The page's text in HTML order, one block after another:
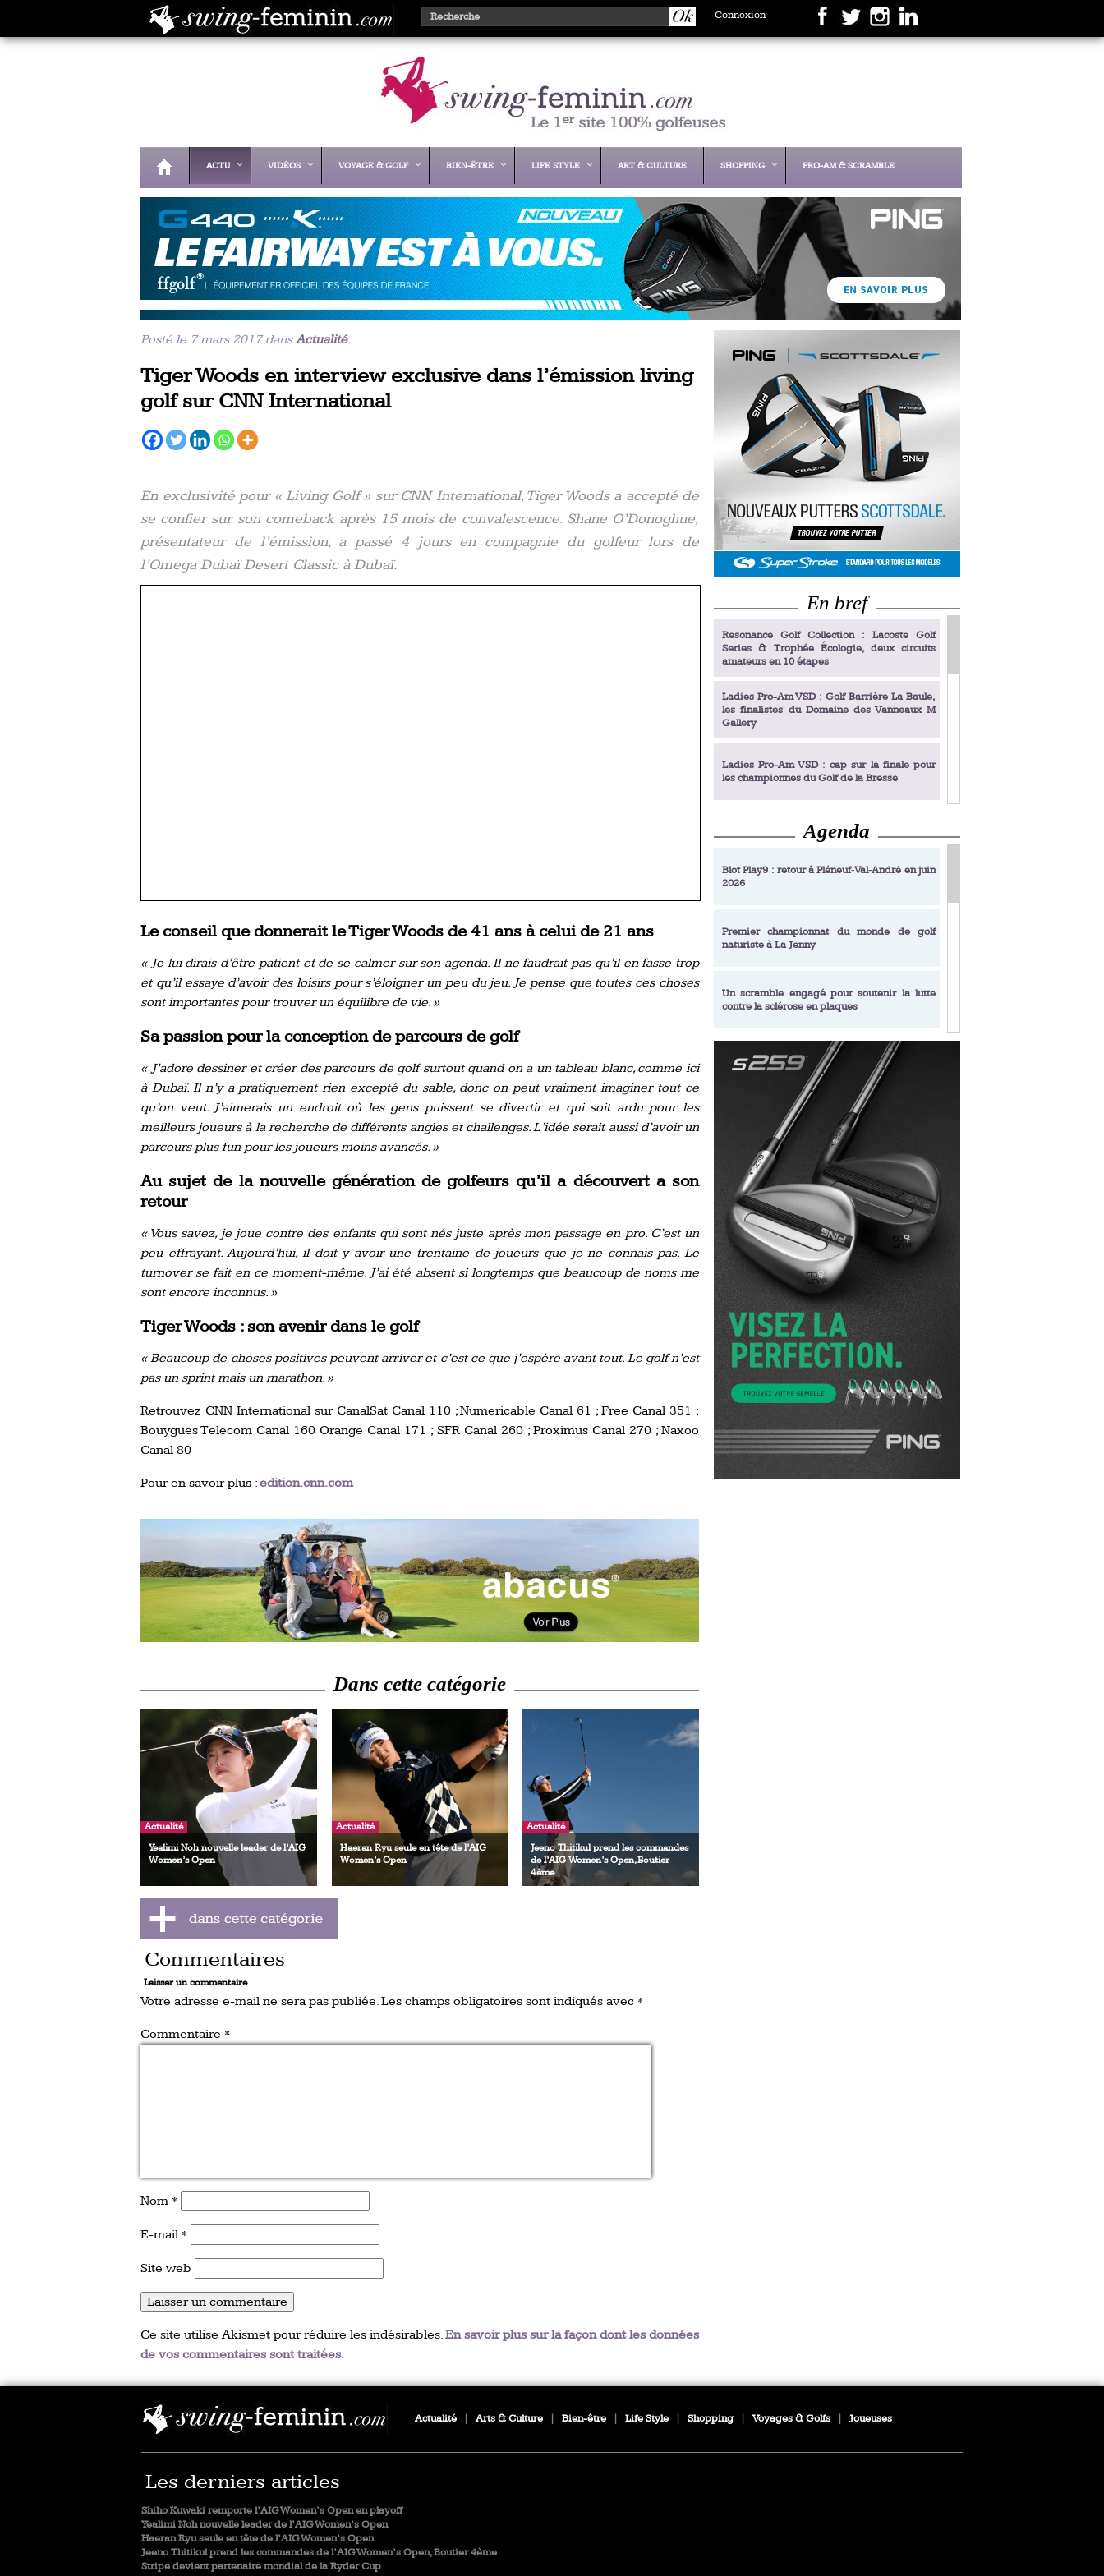
Connexion
ACTU VIDÉOS VOYAGE & GOLF BIEN-ÊTRE LIFE STYLE ART & CULTURE SHOPPING PRO-AM & SCRAMBLE
Posté le 7 mars 2017 dansActualité.
Tiger Woods en interview exclusive dans l’émission living
golf sur CNN International
En exclusivité pour « Living Golf » sur CNN International, Tiger Woods a accepté de
se confier sur son comeback après 15 mois de convalescence. Shane O’Donoghue,
présentateur de l’émission, a passé 4 jours en compagnie du golfeur lors de
l’Omega Dubaï Desert Classic à Dubaï.
Le conseil que donnerait le Tiger Woods de 41 ans à celui de 21 ans
« Je lui dirais d’être patient et de se calmer sur son agenda. Il ne faudrait pas qu’il en fasse trop
et qu’il essaye d’avoir des loisirs pour s’éloigner un peu du jeu. Je pense que toutes ces choses
sont importantes pour trouver un équilibre de vie. »
Sa passion pour la conception de parcours de golf
« J’adore dessiner et créer des parcours de golf surtout quand on a un tableau blanc, comme ici
à Dubaï. Il n’y a pratiquement rien excepté du sable, donc on peut vraiment imaginer tout ce
qu’on veut. J’aimerais un endroit où les gens puissent se divertir et qui soit ardu pour les
meilleurs joueurs à la recherche de différents angles et challenges. L’idée serait aussi d’avoir un
parcours plus fun pour les joueurs moins avancés. »
Au sujet de la nouvelle génération de golfeurs qu’il a découvert a son
retour
« Vous savez, je joue contre des enfants qui sont nés juste après mon passage en pro. C’est un
peu effrayant. Aujourd’hui, il doit y avoir une trentaine de joueurs que je ne connais pas. Le
turnover se fait en ce moment-même. J’ai été absent si longtemps que beaucoup de noms me
sont encore inconnus. »
Tiger Woods : son avenir dans le golf
« Beaucoup de choses positives peuvent arriver et c’est ce que j’espère avant tout. Le golf n’est
pas un sprint mais un marathon. »
Retrouvez CNN International sur CanalSat Canal 110 ; Numericable Canal 61 ; Free Canal 351 ;
Bouygues Telecom Canal 160 Orange Canal 171 ; SFR Canal 260 ; Proximus Canal 270 ; Naxoo
Canal 80
Pour en savoir plus :edition.cnn.com
Dans cette catégorie
Actualité
Yealimi Noh nouvelle leader de l’AIG
Women’s Open
Actualité
Haeran Ryu seule en tête de l’AIG
Women’s Open
Actualité
Jeeno Thitikul prend les commandes
de l’AIG Women’s Open, Boutier
4ème
Commentaires
Laisser un commentaire
Votre adresse e-mail ne sera pas publiée.Les champs obligatoires sont indiqués avec *
Commentaire *
Nom *
E-mail *
Site web
Ce site utilise Akismet pour réduire les indésirables.En savoir plus sur la façon dont les données
de vos commentaires sont traitées.
En bref
Resonance Golf Collection : Lacoste Golf
Series & Trophée Écologie, deux circuits
amateurs en 10 étapes
Ladies Pro-Am VSD : Golf Barrière La Baule,
les finalistes du Domaine des Vanneaux M
Gallery
Ladies Pro-Am VSD : cap sur la finale pour
les championnes du Golf de la Bresse
Ladies Pro-Am VSD : Golf du Prieuré, elles
décrochent leur billet pour la finale
Enfin un livre de golf pensé pour les femmes
Ladies Pro-Am VSD : les premières
Académie Golf Barrière Julien Xanthopoulos,
Amundi Evian Championship, de nouvelles
expériences immersives
Tiger Woods se retire du Genesis Invitational
Evian Resort Golf Club : Saison 2 du
Programme Performance
Agenda
Blot Play9 : retour à Pléneuf‑Val‑André en juin
2026
Premier championnat du monde de golf
naturiste à La Jenny
Un scramble engagé pour soutenir la lutte
contre la sclérose en plaques
Resonance Golf Collection : Lacoste Golf
Series & Trophée Écologie, deux circuits
amateurs en 10 étapes
Royal Air Maroc Golf & Padel Cup : le nouvel
event sport et networking
LPGA Tour 2026 : une saison record pour le
golf féminin
Ladies European Tour 2026 : une saison
historique sur cinq continents
Debout en Bouts prolonge la Fashion Week à
Roland-Garros
Lacoste Ladies Open 2025 : Céline Boutier
de retour à Deauville
Chypre
Actualité Arts & Culture Bien-être Life Style Shopping Voyages & Golfs Joueuses
Les derniers articles
Shiho Kuwaki remporte l’AIG Women’s Open en playoff
Yealimi Noh nouvelle leader de l’AIG Women’s Open
Haeran Ryu seule en tête de l’AIG Women’s Open
Jeeno Thitikul prend les commandes de l’AIG Women’s Open, Boutier 4ème
Stripe devient partenaire mondial de la Ryder Cup